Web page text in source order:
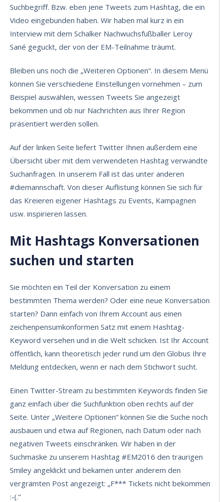
Suchbegriff. Bzw. eben jene Tweets zum Hashtag, die ein
Video eingebunden haben. Wir haben mal kurz in ein
Interview mit dem Schalker Nachwuchsfußballer Leroy
Sané geguckt, der von der EM-Teilnahme träumt.
Bleiben uns noch die „Weiteren Optionen“. In diesem Menü
können Sie verschiedene Einstellungen vornehmen – zum
Beispiel auswählen, wessen Tweets Sie angezeigt
bekommen und ob nur Nachrichten aus Ihrer Region
präsentiert werden sollen.
Auf der linken Seite liefert Twitter Ihnen außerdem eine
Übersicht über mit dem verwendeten Hashtag verwandte
Suchanfragen. In unserem Fall ist das unter anderen
#diemannschaft. Von dieser Auflistung können Sie sich für
das Kreieren eigener Hashtags zu Events, Kampagnen
usw. inspirieren lassen.
Mit Hashtags Konversationen
suchen und starten
Sie möchten ein Teil der Konversation zu einem
bestimmten Thema werden? Oder eine neue Konversation
starten? Dann einfach von Ihrem Account aus einen
zeichenpensumkonformen Satz mit einem Hashtag-
Keyword versehen und in die Welt schicken. Ist Ihr Account
öffentlich, kann theoretisch jeder rund um den Globus Ihre
Meldung entdecken, wenn er nach dem Stichwort sucht.
Einen Twitter-Stream zu bestimmten Keywords finden Sie
ganz einfach über die Suchfunktion oben rechts auf der
Seite. Unter „Weitere Optionen“ können Sie die Suche noch
ausbauen und etwa auf Regionen, nach Datum oder nach
negativen Tweets einschränken. Wir haben in der
Suchmaske zu unserem Hashtag #EM2016 den traurigen
Smiley angeklickt und bekamen unter anderem den
vergrämten Post angezeigt: „F*** Tickets nicht bekommen
:-(.“